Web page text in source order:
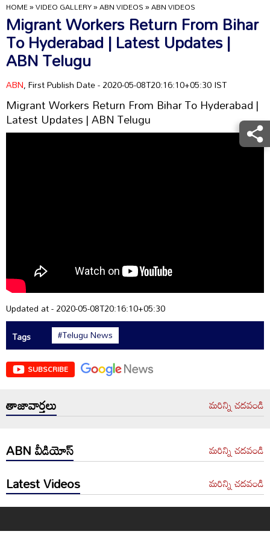
HOME»VIDEO GALLERY»ABN VIDEOS»ABN VIDEOS
Migrant Workers Return From Bihar
To Hyderabad | Latest Updates |
ABN Telugu
ABN, First Publish Date - 2020-05-08T20:16:10+05:30 IST
Migrant Workers Return From Bihar To Hyderabad |
Latest Updates | ABN Telugu
Updated at - 2020-05-08T20:16:10+05:30
Tags
#Telugu News
SUBSCRIBE
తాజావార్తలు మరిన్ని చదవండి
ABN వీడియోస్ మరిన్ని చదవండి
Latest Videos మరిన్ని చదవండి